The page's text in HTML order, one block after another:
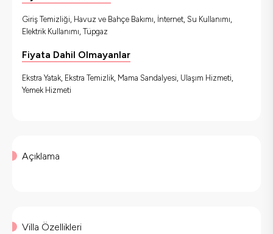
Giriş Temizliği, Havuz ve Bahçe Bakımı, İnternet, Su Kullanımı,
Elektrik Kullanımı, Tüpgaz
Fiyata Dahil Olmayanlar
Ekstra Yatak, Ekstra Temizlik, Mama Sandalyesi, Ulaşım Hizmeti,
Yemek Hizmeti
Açıklama
Villa Özellikleri